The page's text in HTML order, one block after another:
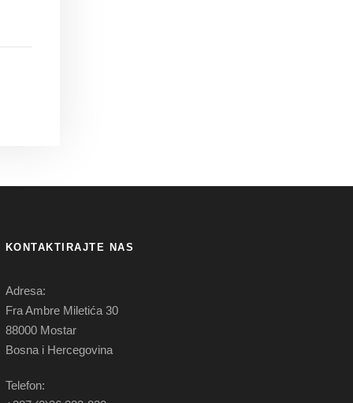
KONTAKTIRAJTE NAS
Adresa:
Fra Ambre Miletića 30
88000 Mostar
Bosna i Hercegovina
Telefon: